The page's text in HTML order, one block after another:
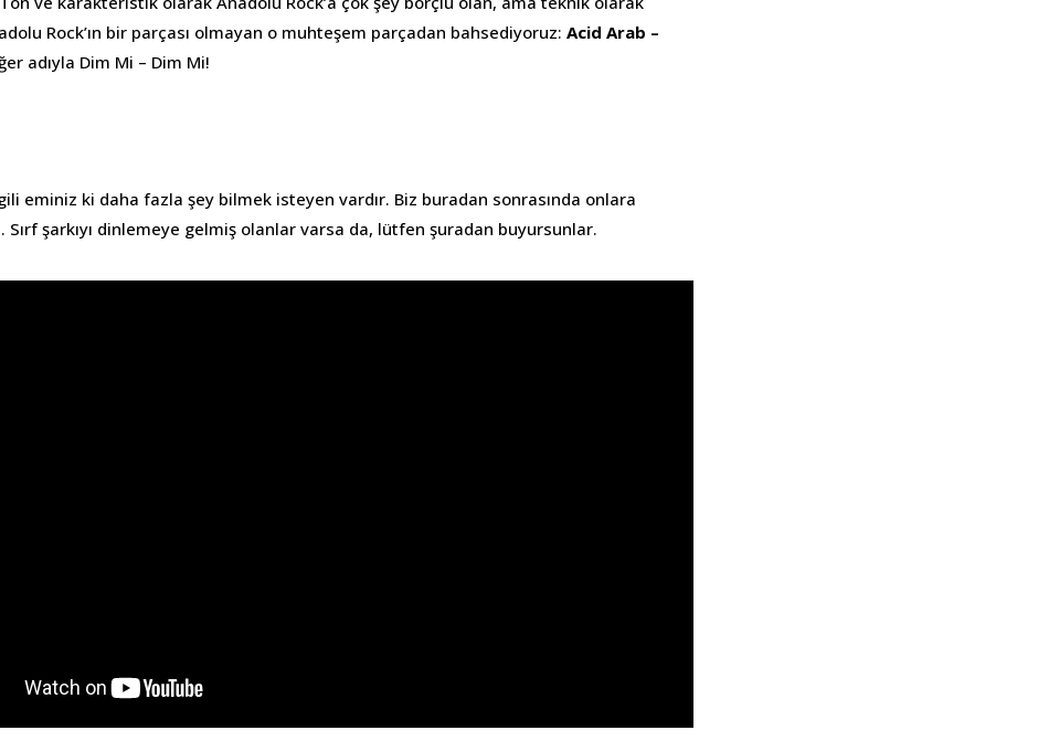
Rock’ın bir parçası olmayan o muhteşem parçadan bahsediyoruz: Acid Arab –
adıyla Dim Mi – Dim Mi!
eminiz ki daha fazla şey bilmek isteyen vardır. Biz buradan sonrasında onlara
Sırf şarkıyı dinlemeye gelmiş olanlar varsa da, lütfen şuradan buyursunlar.